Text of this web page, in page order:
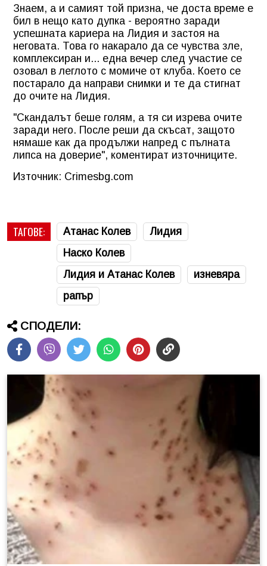
Знаем, а и самият той призна, че доста време е
бил в нещо като дупка - вероятно заради
успешната кариера на Лидия и застоя на
неговата. Това го накарало да се чувства зле,
комплексиран и... една вечер след участие се
озовал в леглото с момиче от клуба. Което се
постарало да направи снимки и те да стигнат
до очите на Лидия.
"Скандалът беше голям, а тя си изрева очите
заради него. После реши да скъсат, защото
нямаше как да продължи напред с пълната
липса на доверие", коментират източниците.
Източник: Crimesbg.com
ТАГОВЕ: Атанас Колев
Лидия
Наско Колев
Лидия и Атанас Колев
изневяра
рапър
СПОДЕЛИ: